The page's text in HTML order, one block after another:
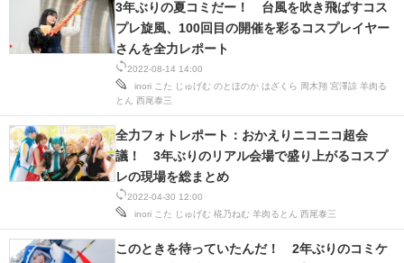
ITエンジニア向け専門サイト
企業向けIT製品の総合サイト
IT製品の技術・比較・事例
製造業のIT導入・活用を支援
モノづくり技術者専門サイト
エレクトロニクス専門サイト
電子設計の基本と応用
2022-08-14 14:00
inori こた じゅげむ のとほのか はざくら 周木翔 宮澤諒 羊肉る
とん 西尾泰三
3年ぶりの夏コミだー！ 台風を吹き飛ばすコス
プレ旋風、100回目の開催を彩るコスプレイヤー
さんを全力レポート
2022-04-30 12:00
inori こた じゅげむ 椛乃ねむ 羊肉るとん 西尾泰三
全力フォトレポート：おかえりニコニコ超会
議！ 3年ぶりのリアル会場で盛り上がるコスプ
レの現場を総まとめ
このときを待っていたんだ！ 2年ぶりのコミケ